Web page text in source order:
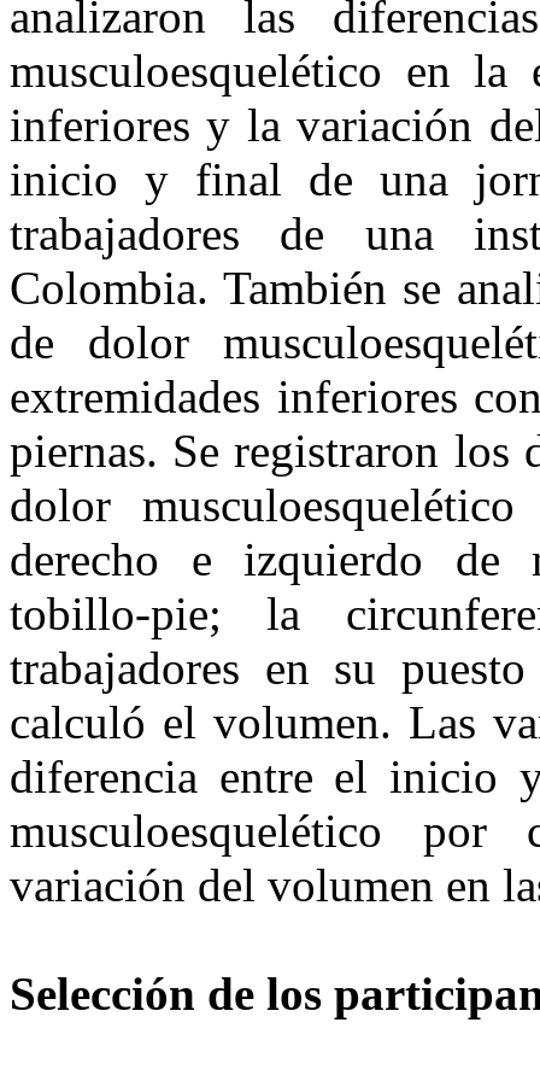
analizaron las
musculoesquelético en la
inferiores y la variación
inicio y final de una
trabajadores de una
Colombia. También se
de dolor
extremidades inferiores
piernas. Se registraron los
dolor
derecho e izquierdo de
tobillo-pie; la
trabajadores en su
calculó el volumen. Las
diferencia entre el inicio
musculoesquelético
variación del volumen en
Selección de los